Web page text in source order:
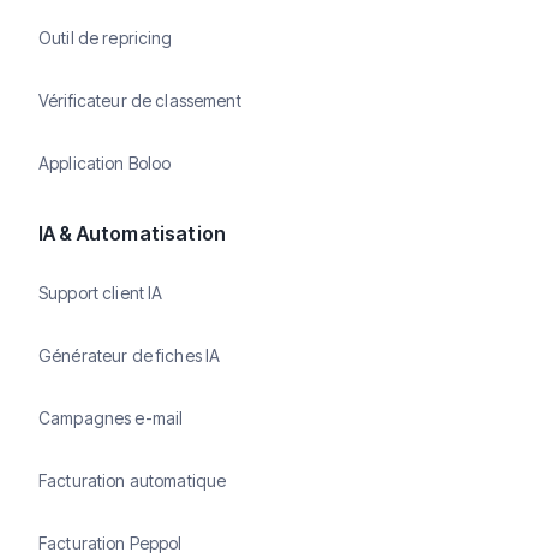
Outil de repricing
Vérificateur de classement
Application Boloo
IA & Automatisation
Support client IA
Générateur de fiches IA
Campagnes e-mail
Facturation automatique
Facturation Peppol